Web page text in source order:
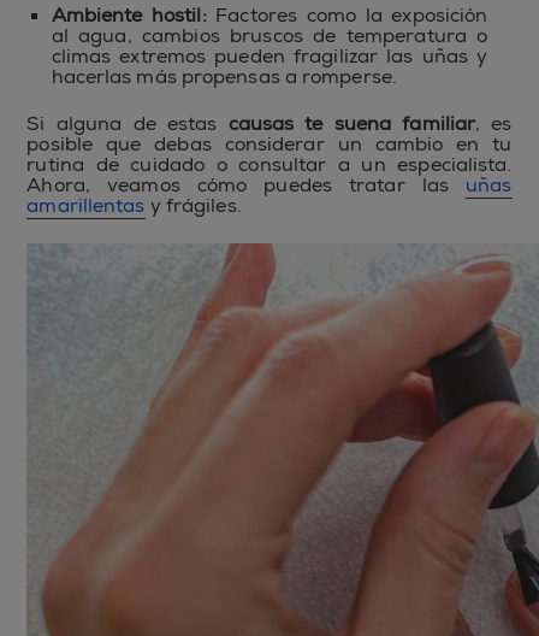
Ambiente hostil:Factores como la exposición
al agua, cambios bruscos de temperatura o
climas extremos pueden fragilizar las uñas y
hacerlas más propensas a romperse.
Si alguna de estas causas te suena familiar, es
posible que debas considerar un cambio en tu
rutina de cuidado o consultar a un especialista.
Ahora, veamos cómo puedes tratar las uñas
amarillentas y frágiles.